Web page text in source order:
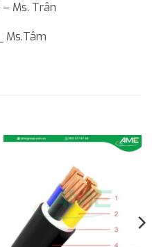
– Ms. Trân
_ Ms.Tâm